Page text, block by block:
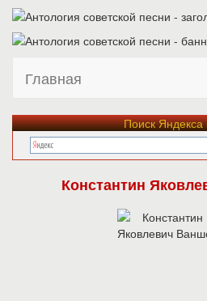
Главная
Поиск Яндекса
Константин